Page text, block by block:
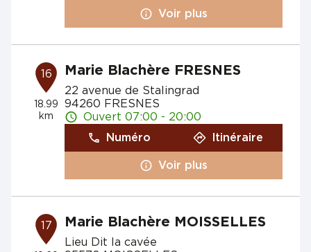
Voir plus
16
18.99
km
Marie Blachère FRESNES
22 avenue de Stalingrad
94260 FRESNES
Ouvert 07:00 - 20:00
Numéro
Itinéraire
Voir plus
17 Marie Blachère MOISSELLES
Lieu Dit la cavée